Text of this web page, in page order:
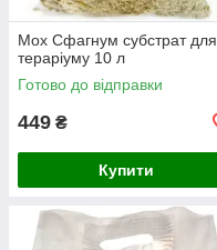
Мох Сфагнум субстрат для
тераріуму 10 л
Готово до відправки
449 ₴
Купити